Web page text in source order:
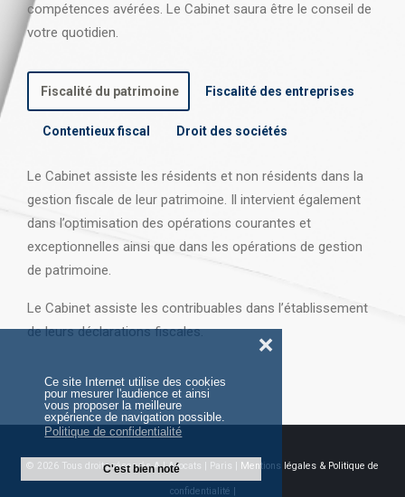
Ce site Internet utilise des cookies
pour mesurer l'audience et ainsi
vous proposer la meilleure
expérience de navigation possible.
Politique de confidentialité
C'est bien noté
❌
compétences avérées. Le Cabinet saura être le conseil de
votre quotidien.
Fiscalité du patrimoine Fiscalité des entreprises
Contentieux fiscal Droit des sociétés
Le Cabinet assiste les résidents et non résidents dans la
gestion fiscale de leur patrimoine. Il intervient également
dans l’optimisation des opérations courantes et
exceptionnelles ainsi que dans les opérations de gestion
de patrimoine.
Le Cabinet assiste les contribuables dans l’établissement
de leurs déclarations fiscales.
© 2026 Tous droits réservés AJ Avocats | Paris | Mentions légales & Politique de
confidentialité |